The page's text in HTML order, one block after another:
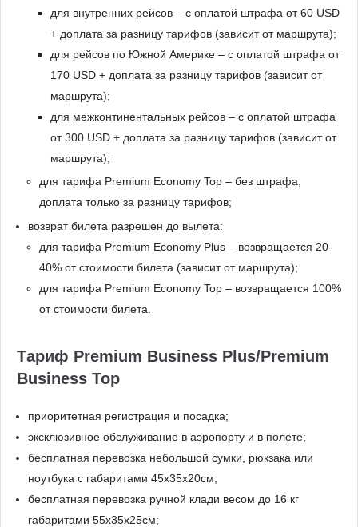
для внутренних рейсов – с оплатой штрафа от 60 USD
+ доплата за разницу тарифов (зависит от маршрута);
для рейсов по Южной Америке – с оплатой штрафа от
170 USD + доплата за разницу тарифов (зависит от
маршрута);
для межконтинентальных рейсов – с оплатой штрафа
от 300 USD + доплата за разницу тарифов (зависит от
маршрута);
для тарифа Premium Economy Top – без штрафа,
доплата только за разницу тарифов;
возврат билета разрешен до вылета:
для тарифа Premium Economy Plus – возвращается 20-
40% от стоимости билета (зависит от маршрута);
для тарифа Premium Economy Top – возвращается 100%
от стоимости билета.
Тариф Premium Business Plus/Premium
Business Top
приоритетная регистрация и посадка;
эксклюзивное обслуживание в аэропорту и в полете;
бесплатная перевозка небольшой сумки, рюкзака или
ноутбука с габаритами 45x35х20см;
бесплатная перевозка ручной клади весом до 16 кг
габаритами 55x35x25см;